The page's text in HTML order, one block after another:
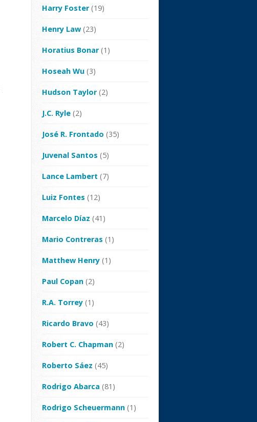
Harry Foster(19)
Henry Law (23)
Horatius Bonar(1)
Hoseah Wu (3)
Hudson Taylor(2)
J.C. Ryle (2)
José R. Frontado (35)
Juvenal Santos (5)
Lance Lambert (7)
Luiz Fontes (12)
Marcelo Díaz (41)
Mario Contreras (1)
Matthew Henry (1)
Paul Copan (2)
R.A. Torrey (1)
Ricardo Bravo (43)
Robert C. Chapman (2)
Roberto Sáez (45)
Rodrigo Abarca (81)
Rodrigo Scheuermann (1)